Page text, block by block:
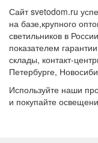
Сайт svetodom.ru
на базе,крупного
светильников в
показателем
склады, контакт-
Петербурге,
Используйте наши
и покупайте